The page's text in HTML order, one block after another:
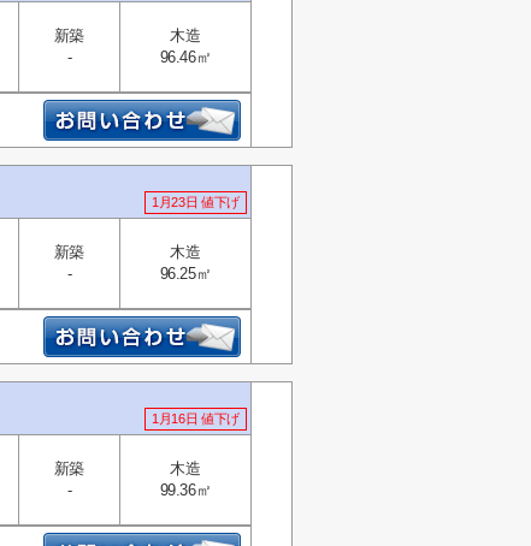
新築
-
木造
96.46㎡
1月23日 値下げ
新築
-
木造
96.25㎡
1月16日 値下げ
新築
-
木造
99.36㎡